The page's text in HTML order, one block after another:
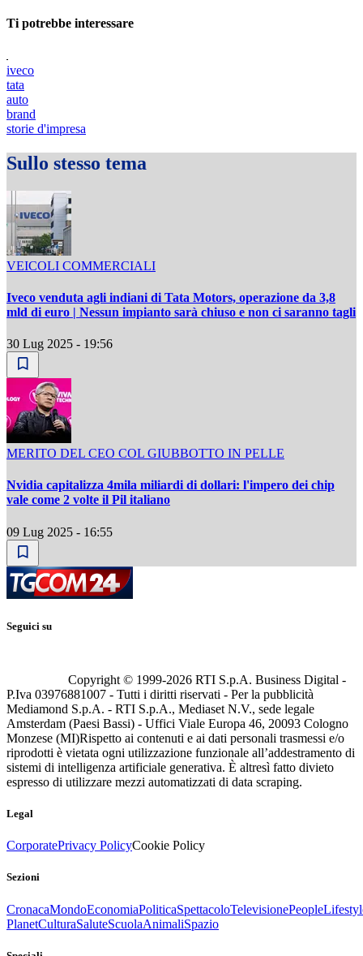
Ti potrebbe interessare
iveco
tata
auto
brand
storie d'impresa
Sullo stesso tema
VEICOLI COMMERCIALI
Iveco venduta agli indiani di Tata Motors, operazione da 3,8
mld di euro | Nessun impianto sarà chiuso e non ci saranno tagli
30 Lug 2025 - 19:56
MERITO DEL CEO COL GIUBBOTTO IN PELLE
Nvidia capitalizza 4mila miliardi di dollari: l'impero dei chip
vale come 2 volte il Pil italiano
09 Lug 2025 - 16:55
Seguici su
Copyright © 1999-2026 RTI S.p.A. Business Digital -
P.Iva 03976881007 - Tutti i diritti riservati - Per la pubblicità
Mediamond S.p.A. - RTI S.p.A., Mediaset N.V., sede legale
Amsterdam (Paesi Bassi) - Uffici Viale Europa 46, 20093 Cologno
Monzese (MI)Rispetto ai contenuti e ai dati personali trasmessi e/o
riprodotti è vietata ogni utilizzazione funzionale all’addestramento di
sistemi di intelligenza artificiale generativa. È altresì fatto divieto
espresso di utilizzare mezzi automatizzati di data scraping.
Legal
CorporatePrivacy PolicyCookie Policy
Sezioni
CronacaMondoEconomiaPoliticaSpettacoloTelevisionePeople
PlanetCulturaSaluteScuolaAnimaliSpazio